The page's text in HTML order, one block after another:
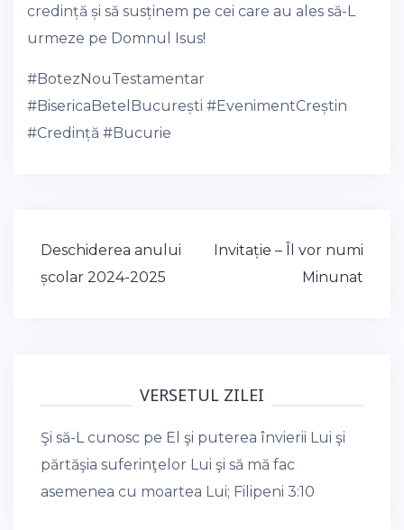
credință și să susținem pe cei care au ales să-L
urmeze pe Domnul Isus!
#BotezNouTestamentar
#BisericaBetelBucurești #EvenimentCreștin
#Credință #Bucurie
Post
navigation
Deschiderea anului
școlar 2024-2025
Invitație – Îl vor numi
Minunat
VERSETUL ZILEI
Şi să-L cunosc pe El şi puterea învierii Lui şi
părtăşia suferinţelor Lui şi să mă fac
asemenea cu moartea Lui; Filipeni 3:10